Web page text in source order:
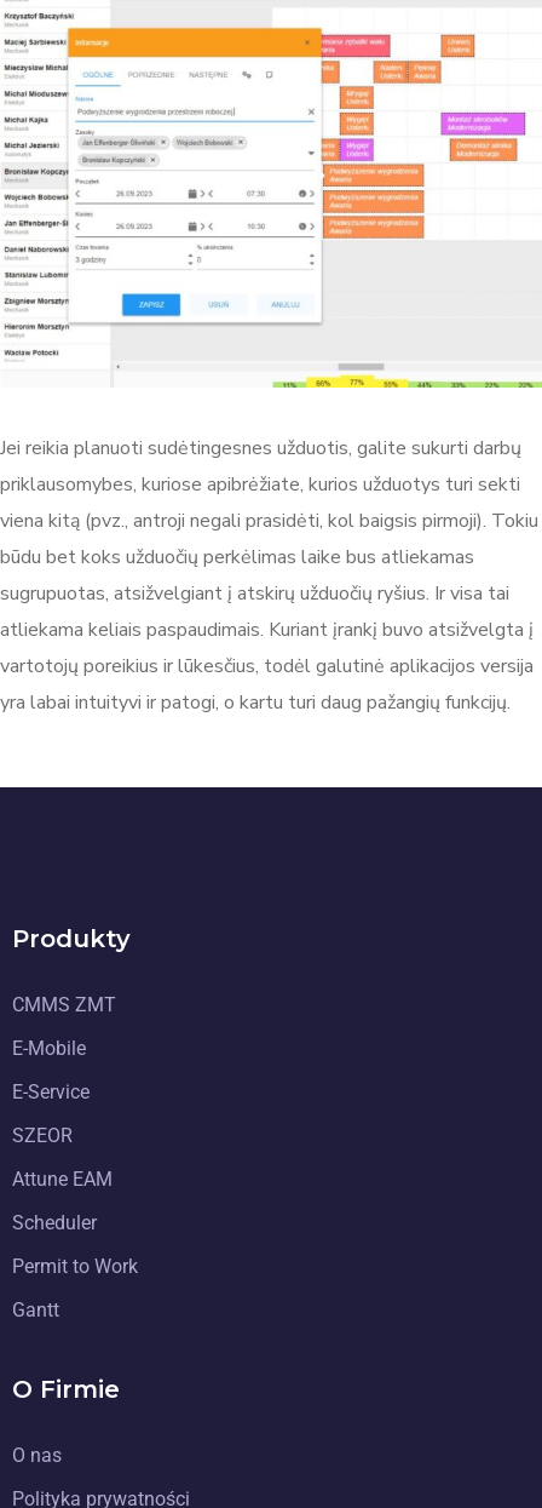
Jei reikia planuoti sudėtingesnes užduotis, galite sukurti darbų
priklausomybes, kuriose apibrėžiate, kurios užduotys turi sekti
viena kitą (pvz., antroji negali prasidėti, kol baigsis pirmoji). Tokiu
būdu bet koks užduočių perkėlimas laike bus atliekamas
sugrupuotas, atsižvelgiant į atskirų užduočių ryšius. Ir visa tai
atliekama keliais paspaudimais. Kuriant įrankį buvo atsižvelgta į
vartotojų poreikius ir lūkesčius, todėl galutinė aplikacijos versija
yra labai intuityvi ir patogi, o kartu turi daug pažangių funkcijų.
Produkty
CMMS ZMT
E-Mobile
E-Service
SZEOR
Attune EAM
Scheduler
Permit to Work
Gantt
O Firmie
O nas
Polityka prywatności